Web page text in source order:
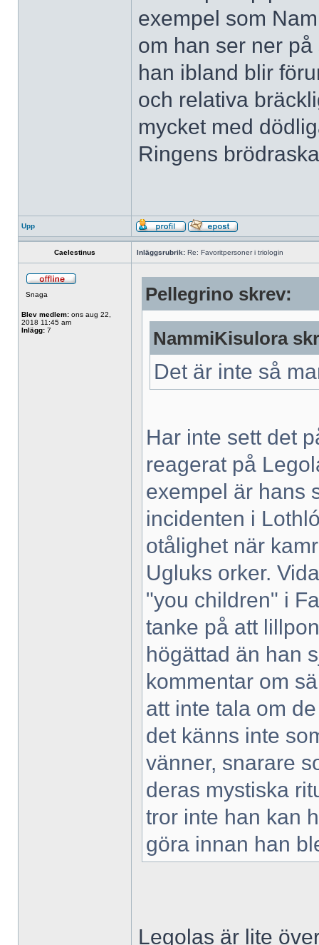
exempel som
om han ser ner
han ibland blir
och relativa
mycket med
Ringens
Upp
Caelestinus Inläggsrubrik: Re: Favoritpersoner i triologin
Snaga
Blev medlem: ons aug 22,
2018 11:45 am
Inlägg: 7
Pellegrino skrev:
NammiKisulora
Det är inte så
Har inte sett det
reagerat på
exempel är hans
incidenten i
otålighet när
Ugluks orker.
"you children" i
tanke på att
högättad än han
kommentar om
att inte tala om
det känns inte
vänner, snarare
deras mystiska
tror inte han kan
göra innan han
Legolas är lite